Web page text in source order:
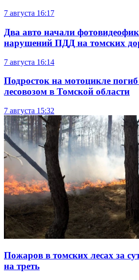
7 августа 16:17
Два авто начали
нарушений ПДД на томских
7 августа 16:14
Подросток на мотоцикле
лесовозом в Томской области
7 августа 15:32
Пожаров в томских лесах за
на треть